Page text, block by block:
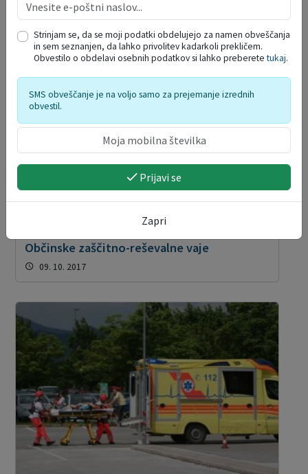
Občinske zaščitno-reševalne vaje
09. 10. 2017
Strinjam se, da se moji podatki obdelujejo za namen obveščanja
in sem seznanjen, da lahko privolitev kadarkoli prekličem.
Obvestilo o obdelavi osebnih podatkov si lahko preberetetukaj.
SMS obveščanje je na voljo samo za prejemanje izrednih
obvestil.
Prijavi se
Zapri